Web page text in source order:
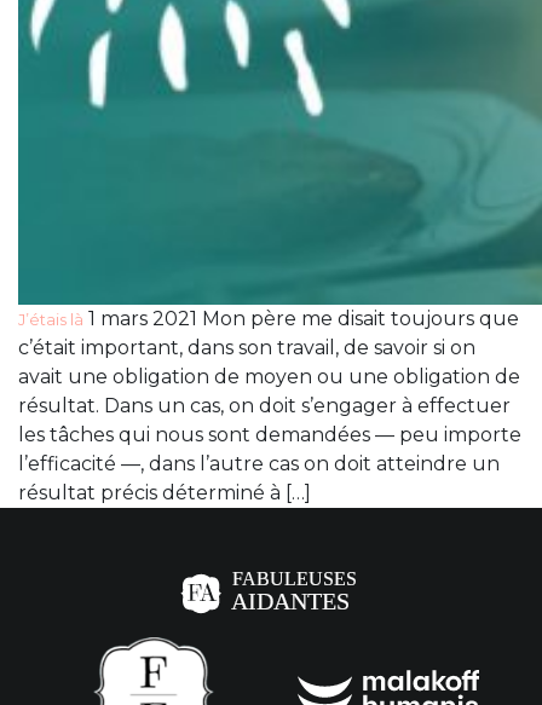
J’étais là 1 mars 2021 Mon père me disait toujours que
c’était important, dans son travail, de savoir si on
avait une obligation de moyen ou une obligation de
résultat. Dans un cas, on doit s’engager à effectuer
les tâches qui nous sont demandées — peu importe
l’efficacité —, dans l’autre cas on doit atteindre un
résultat précis déterminé à […]